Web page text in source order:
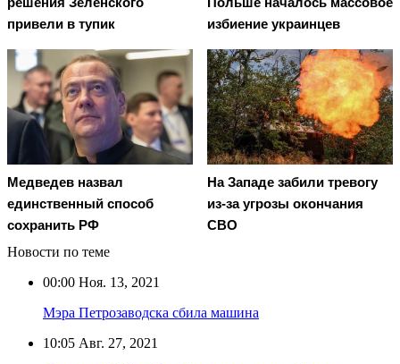
привели в тупик
избиение украинцев
Медведев назвал
единственный способ
сохранить РФ
На Западе забили тревогу
из-за угрозы окончания
СВО
Новости по теме
00:00 Ноя. 13, 2021
Мэра Петрозаводска сбила машина
10:05 Авг. 27, 2021